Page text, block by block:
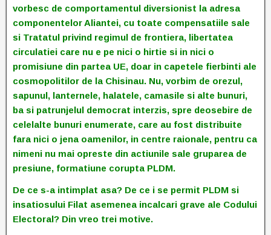
vorbesc de comportamentul diversionist la adresa
componentelor Aliantei, cu toate compensatiile sale
si Tratatul privind regimul de frontiera, libertatea
circulatiei care nu e pe nici o hirtie si in nici o
promisiune din partea UE, doar in capetele fierbinti ale
cosmopolitilor de la Chisinau. Nu, vorbim de orezul,
sapunul, lanternele, halatele, camasile si alte bunuri,
ba si patrunjelul democrat interzis, spre deosebire de
celelalte bunuri enumerate, care au fost distribuite
fara nici o jena oamenilor, in centre raionale, pentru ca
nimeni nu mai opreste din actiunile sale gruparea de
presiune, formatiune corupta PLDM.
De ce s-a intimplat asa? De ce i se permit PLDM si
insatiosului Filat asemenea incalcari grave ale Codului
Electoral? Din vreo trei motive.